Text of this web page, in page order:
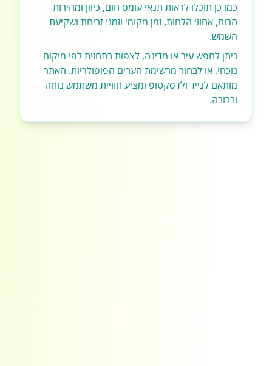
כמו כן תוכלו לראות תנאי עומס חום, כיוון ומהירות
הרוח, אחוזי הלחות, זמן מקומי וזמני זריחת ושקיעת
השמש.
ניתן לחפש עיר או מדינה, לצפות בתחזית לפי מיקום
נוכחי, או לבחור מרשימת הערים הפופולריות. האתר
מותאם לנייד ולדסקטופ ומציע חוויית משתמש נוחה
וברורה.